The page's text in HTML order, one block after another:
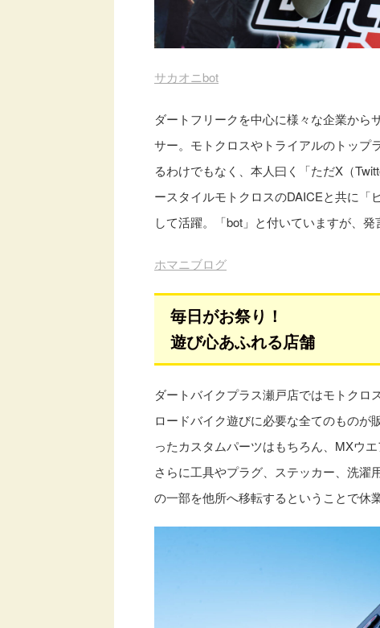
サカオニbot
ダートフリークを中心に様々な企業から
サー。モトクロスやトライアルのトップ
るわけでもなく、本人曰く「ただX（
ースタイルモトクロスのDAICEと共に「
して活躍。「bot」と付いていますが、
ホマニブログ
毎日がお祭り！
遊び心あふれる店舗
ダートバイクプラス瀬戸店ではモトクロ
ロードバイク遊びに必要な全てのものが
ったカスタムパーツはもちろん、MXウ
さらに工具やプラグ、ステッカー、洗濯
の一部を他所へ移転するということで休